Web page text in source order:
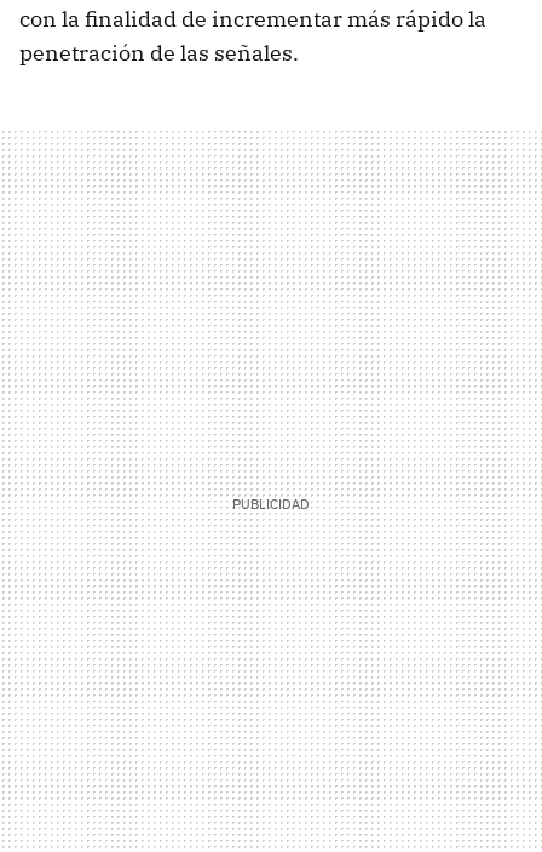
con la finalidad de incrementar más rápido la
penetración de las señales.